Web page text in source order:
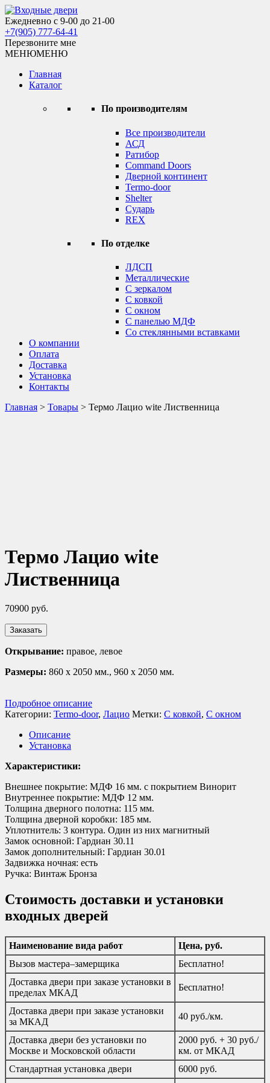
Skip
to
content
Входные двери
Ежедневно с 9-00 до 21-00
+7(905) 777-64-41
Перезвоните мне
МЕНЮМЕНЮ
Главная
Каталог
По производителям
Все производители
АСД
Ратибор
Command Doors
Дверной континент
Termo-door
Shelter
Сударь
REX
По отделке
ЛДСП
Металлические
С зеркалом
С ковкой
С окном
С панелью МДФ
Со стеклянными вставками
О компании
Оплата
Доставка
Установка
Контакты
Главная > Товары > Термо Лацио wite Лиственница
Термо Лацио wite
Лиственница
70900 руб.
Заказать
Открывание: правое, левое
Размеры: 860 х 2050 мм., 960 х 2050 мм.
Подробное описание
Категории: Termo-door, Лацио Метки: С ковкой, С окном
Описание
Установка
Характеристики:
Внешнее покрытие: МДФ 16 мм. с покрытием Винорит
Внутреннее покрытие: МДФ 12 мм.
Толщина дверного полотна: 115 мм.
Толщина дверной коробки: 185 мм.
Уплотнитель: 3 контура. Один из них магнитный
Замок основной: Гардиан 30.11
Замок дополнительный: Гардиан 30.01
Задвижка ночная: есть
Ручка: Винтаж Бронза
Стоимость доставки и установки
входных дверей
Наименование вида работ
Цена, руб.
Вызов мастера–замерщика
Бесплатно!
Доставка двери при заказе установки в
пределах МКАД
Бесплатно!
Доставка двери при заказе установки
за МКАД
40 руб./км.
Доставка двери без установки по
Москве и Московской области
2000 руб. + 30 руб./
км. от МКАД
Стандартная установка двери
6000 руб.